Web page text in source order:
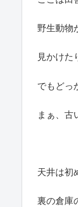
野生動物
見かけた
でもどっ
まぁ、古
天井は初
裏の倉庫